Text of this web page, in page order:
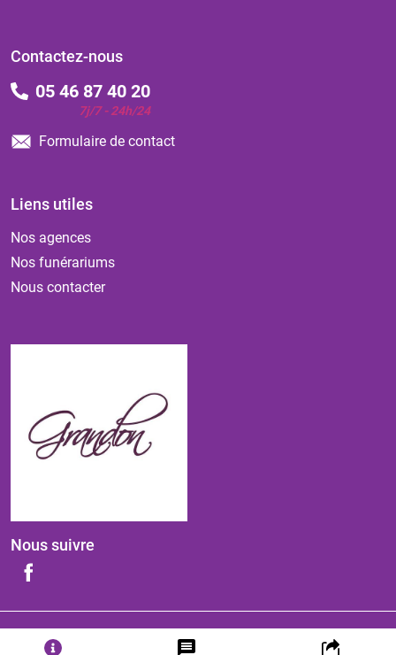
Contactez-nous
05 46 87 40 20
7j/7 - 24h/24
Formulaire de contact
Liens utiles
Nos agences
Nos funérariums
Nous contacter
Nous suivre
ⓒ 2026 - Tous droits réservés
Politique